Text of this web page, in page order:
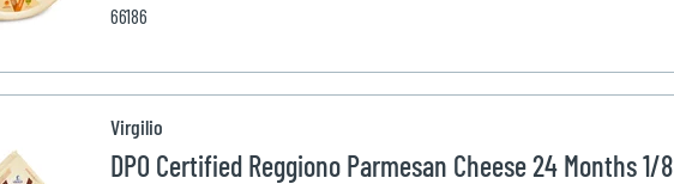
66186
Virgilio
DPO Certified Reggiono Parmesan Cheese 24 Months 1/8